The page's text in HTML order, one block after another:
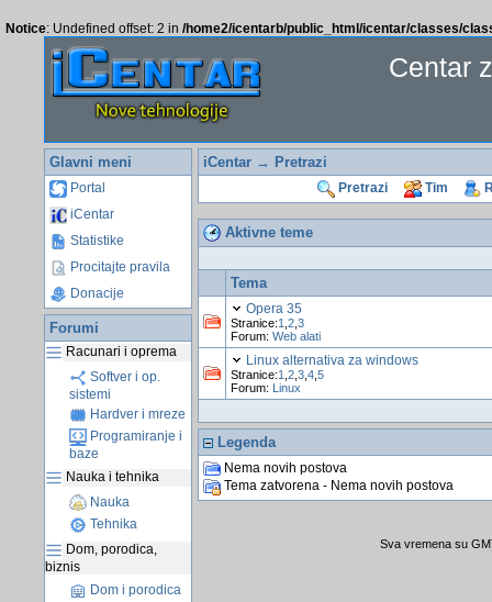
Notice: Undefined offset: 2 in /home2/icentarb/public_html/icentar/classes/
Centar
Glavni meni
Portal
iCentar
Statistike
Procitajte pravila
Donacije
Forumi
Racunari i oprema
Softver i op.
sistemi
Hardver i mreze
Programiranje i
baze
Nauka i tehnika
Nauka
Tehnika
Dom, porodica,
biznis
Dom i porodica
iCentar→ Pretrazi
Pretrazi Tim
Aktivne teme
Tema
Opera 35
Stranice:1 2, 3
Forum: Web alati
Linux alternativa za windows
Stranice:1 2, 3, 4, 5
Forum: Linux
Legenda
Nema novih postova
Tema zatvorena - Nema novih postova
Sva vremena su